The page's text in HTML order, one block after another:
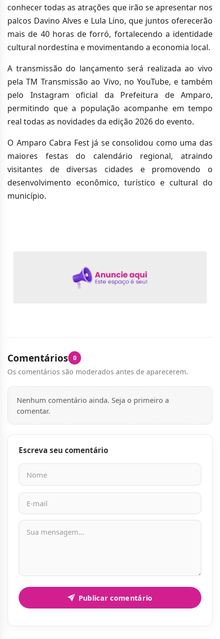
conhecer todas as atrações que irão se apresentar nos
palcos Davino Alves e Lula Lino, que juntos oferecerão
mais de 40 horas de forró, fortalecendo a identidade
cultural nordestina e movimentando a economia local.
A transmissão do lançamento será realizada ao vivo
pela TM Transmissão ao Vivo, no YouTube, e também
pelo Instagram oficial da Prefeitura de Amparo,
permitindo que a população acompanhe em tempo
real todas as novidades da edição 2026 do evento.
O Amparo Cabra Fest já se consolidou como uma das
maiores festas do calendário regional, atraindo
visitantes de diversas cidades e promovendo o
desenvolvimento econômico, turístico e cultural do
município.
Comentários 0
Os comentários são moderados antes de aparecerem.
Nenhum comentário ainda. Seja o primeiro a
comentar.
Escreva seu comentário
Nome
E-mail
Mensagem
Publicar comentário